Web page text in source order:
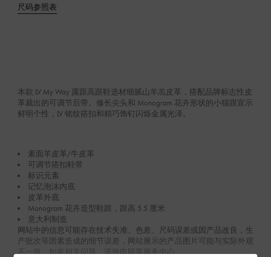
品
尺码参照表
本款 LV My Way 露跟高跟鞋选材细腻山羊羔皮革，搭配品牌标志性皮
革裁出的可调节后带。修长尖头和 Monogram 花卉形状的小猫跟宣示
鲜明个性，LV 铭纹搭扣和精巧饰钉闪烁金属光泽。
素面羊皮革/牛皮革
可调节搭扣鞋带
标识元素
记忆泡沫内底
皮革外底
Monogram 花卉造型鞋跟，跟高 5.5 厘米
意大利制造
网站中的信息可能存在技术失准、色差、尺码误差或因产品改良，生
产批次等因素造成的细节误差，网站展示的产品图片可能与实际外观
不一致。如有相关问题，请致电顾客服务中心。